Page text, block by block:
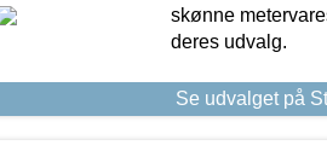
skønne
deres udvalg.
Se udvalget på